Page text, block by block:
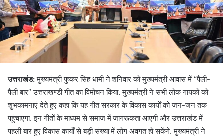
उत्तराखंड:मुख्यमंत्री पुष्कर सिंह धामी ने शनिवार को मुख्यमंत्री आवास में “पैली-
पैली बार” उत्तराखण्डी गीत का विमोचन किया. मुख्यमंत्री ने सभी लोक गायकों को
शुभकामनाएं देते हुए कहा कि यह गीत सरकार के विकास कार्यों को जन-जन तक
पहुंचाएगा. इन गीतों के माध्यम से समाज में जागरूकता आएगी और उत्तराखंड में
पहली बार हुए विकास कार्यों से बड़ी संख्या में लोग अवगत हो सकेंगे. मुख्यमंत्री ने